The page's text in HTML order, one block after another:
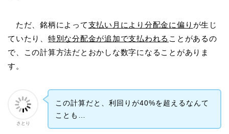
ただ、銘柄によって支払い月により分配金に偏り が生じ
ていたり、 特別な分配金が追加で支払われる ことがあるの
で、この計算方法だとおかしな数字になることがありま
す。
さとり
この計算だと、利回りが40%を超えるなんて
ことも…